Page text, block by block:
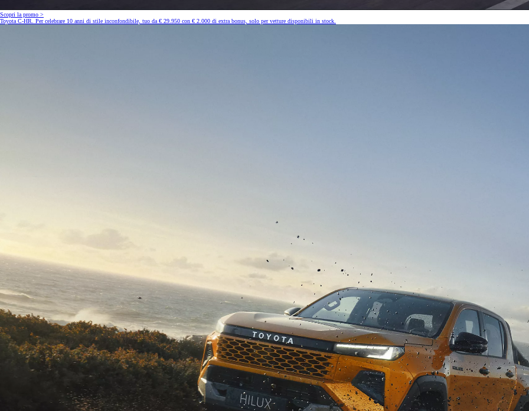
Scopri la promo >
Toyota C-HR. Per celebrare 10 anni di stile inconfondibile, tuo da € 29.950 con € 2.000 di extra bonus, solo per vetture disponibili in stock.